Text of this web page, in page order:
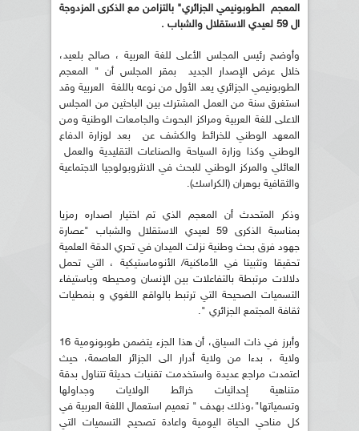
المعجم الطوبونيمي الجزائري" بالتزامن مع الذكرى المزدوجة
ال 59 لعيدي الاستقلال والشباب .
وأوضح رئيس المجلس الأعلى للغة العربية ، صالح بلعيد،
خلال عرض الإصدار الجديد بمقر المجلس أن " المعجم
الطوبونيمي الجزائري يعد الأول من نوعه باللغة العربية وقد
استغرق سنة من العمل المشترك بين الباحثين من المجلس
الاعلى للغة العربية ومراكز البحوث والجامعات الوطنية ومن
المعهد الوطني للخرائط والكشف عن بعد لوزارة الدفاع
الوطني وكذا وزارة السياحة والصناعات التقليدية والعمل
العائلي والمركز الوطني للبحث في الانثروبولوجيا الاجتماعية
والثقافية بوهران (الكراسك).
وذكر المتحدث أن المعجم الذي تم اختيار اصداره رمزيا
بمناسبة الذكرى 59 لعيدي الاستقلال والشباب "عصارة
جهود فرق بحث وطنية نزلت الميدان في تحري الدقة العلمية
تحقيقا وتثبيتا في الأماكنية/ الأنوماستيكية ، التي تحمل
دلالات مرتبطة بالتفاعلات بين الإنسان ومحيطه وباستيفاء
التسميات الصحيحة التي ترتبط بالواقع اللغوي و بنمطيات
ثقافة المجتمع الجزائري ".
وأبرز في ذات السياق، أن هذا الجزء يتضمن طوبونومية 16
ولاية ، بدءا من ولاية أدرار الى الجزائر العاصمة، حيث
اعتمدت مراجع عديدة واستخدمت تقنيات حديثة تتناول بدقة
متناهية إحداثيات خرائط الولايات وجداولها
وتسمياتها"،وذلك بهدف " تعميم استعمال اللغة العربية في
كل مناحي الحياة اليومية واعادة تصحيح التسميات التي